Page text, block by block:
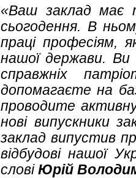
«Ваш заклад має
сьогодення. В
праці професіям,
нашої держави. Ви
справжніх
допомагаєте на
проводите
нові випускники
заклад випустив
відбудові нашої
словіЮрій